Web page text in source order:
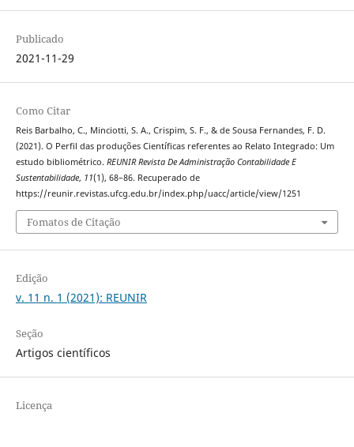
Publicado
2021-11-29
Como Citar
Reis Barbalho, C., Minciotti, S. A., Crispim, S. F., & de Sousa Fernandes, F. D.
(2021). O Perfil das produções Científicas referentes ao Relato Integrado: Um
estudo bibliométrico. REUNIR Revista De Administração Contabilidade E
Sustentabilidade, 11(1), 68–86. Recuperado de
https://reunir.revistas.ufcg.edu.br/index.php/uacc/article/view/1251
Fomatos de Citação
Edição
v. 11 n. 1 (2021): REUNIR
Seção
Artigos científicos
Licença